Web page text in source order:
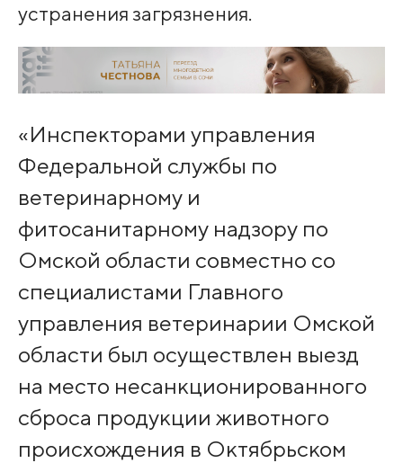
устранения загрязнения.
«Инспекторами управления
Федеральной службы по
ветеринарному и
фитосанитарному надзору по
Омской области совместно со
специалистами Главного
управления ветеринарии Омской
области был осуществлен выезд
на место несанкционированного
сброса продукции животного
происхождения в Октябрьском